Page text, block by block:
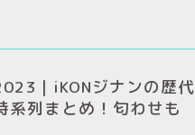
｜iKONジナンの歴
系列まとめ！匂わせも